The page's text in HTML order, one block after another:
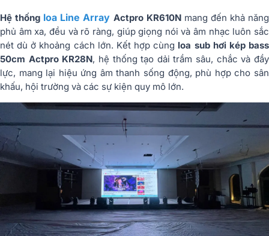
Hệ thống loa Line Array Actpro KR610Nmang đến khả năng
phủ âm xa, đều và rõ ràng, giúp giọng nói và âm nhạc luôn sắc
nét dù ở khoảng cách lớn. Kết hợp cùng loa sub hơi kép bass
50cm Actpro KR28N, hệ thống tạo dải trầm sâu, chắc và đầy
lực, mang lại hiệu ứng âm thanh sống động, phù hợp cho sân
khấu, hội trường và các sự kiện quy mô lớn.